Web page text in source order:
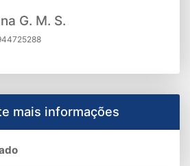
G. M. S.
mais informações